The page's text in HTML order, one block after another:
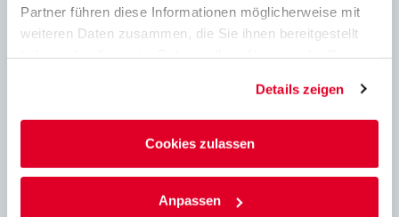
Partner führen diese Informationen möglicherweise mit
weiteren Daten zusammen, die Sie ihnen bereitgestellt
Details zeigen
Cookies zulassen
Anpassen
vollerhärteten und abgelagerten
Arbeitsschutzgerecht dank maschineller
Hohe Verarbeitungsgeschwindigkeiten dank